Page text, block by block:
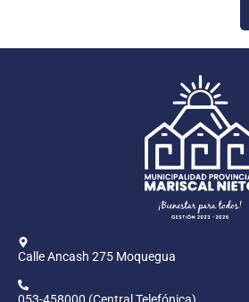
Calle Ancash 275 Moquegua
053-458000 (Central Telefónica)